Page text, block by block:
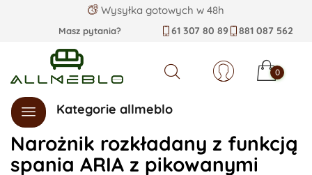
Wysyłka gotowych w 48h
Masz pytania? 61 307 80 89 881 087 562
Szukaj 0
Kategorie allmeblo
Narożnik rozkładany z funkcją
spania ARIA z pikowanymi